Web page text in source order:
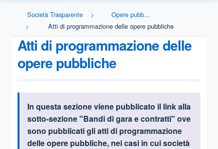
Società Trasparente
Opere pubbliche
Atti di programmazione delle opere pubbliche
Atti di programmazione delle
opere pubbliche
Informazioni introduttive
In questa sezione viene pubblicato il link alla
sotto-sezione "Bandi di gara e contratti" ove
sono pubblicatigli atti di programmazione
delle opere pubbliche, nei casi in cui società